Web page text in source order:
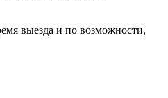
выезда и по возможности,